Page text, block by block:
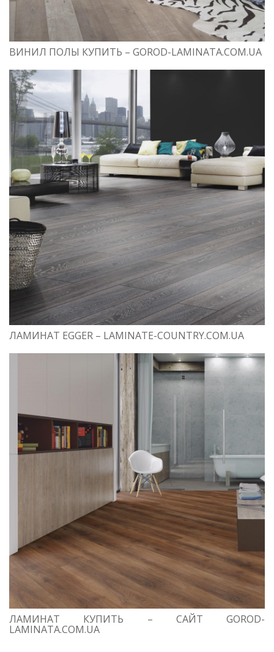
ВИНИЛ ПОЛЫ КУПИТЬ – GOROD-LAMINATA.COM.UA
ЛАМИНАТ EGGER – LAMINATE-COUNTRY.COM.UA
ЛАМИНАТ КУПИТЬ – САЙТ GOROD-
LAMINATA.COM.UA